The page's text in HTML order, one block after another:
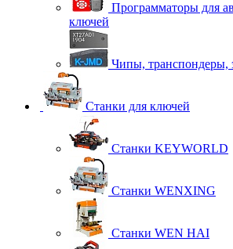
Программаторы для
ключей
Чипы, транспондеры,
Станки для ключей
Станки KEYWORLD
Станки WENXING
Станки WEN HAI